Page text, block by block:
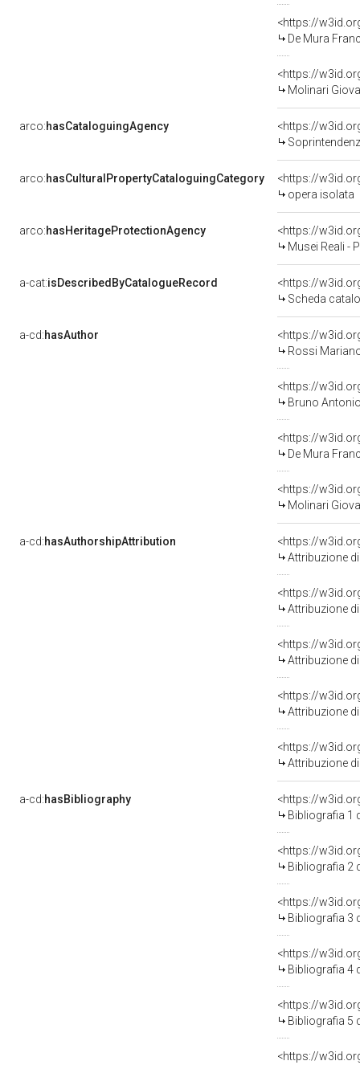
<https://
De Mura
<https://
Molinari
arco:hasCataloguingAgency
<https://
arco:hasCulturalPropertyCataloguingCategory
<https://
opera isolata
arco:hasHeritageProtectionAgency
<https://
Musei Reali -
a-cat:isDescribedByCatalogueRecord
<https://
Scheda
a-cd:hasAuthor
<https://
Rossi
<https://
Bruno
<https://
De Mura
<https://
Molinari
a-cd:hasAuthorshipAttribution
<https://
Attribuzione
<https://
Attribuzione
<https://
Attribuzione
<https://
Attribuzione
Attribuzione
a-cd:hasBibliography
<https://
Bibliografia 1
<https://
Bibliografia 2
<https://
Bibliografia 3
<https://
Bibliografia 4
<https://
Bibliografia 5
<https://